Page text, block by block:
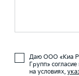
Даю ООО «Киа
Групп»
на условиях,